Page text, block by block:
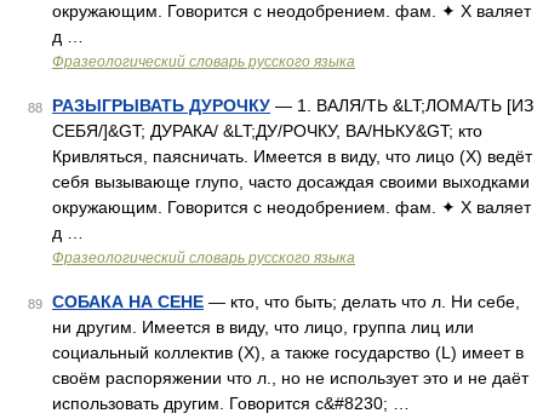
окружающим. Говорится с неодобрением. фам. ✦ Х валяет
д …
Фразеологический словарь русского языка
88 РАЗЫГРЫВАТЬ ДУРОЧКУ — 1. ВАЛЯ/ТЬ &LT;ЛОМА/ТЬ [ИЗ
СЕБЯ/]&GT; ДУРАКА/ &LT;ДУ/РОЧКУ, ВА/НЬКУ&GT; кто
Кривляться, паясничать. Имеется в виду, что лицо (Х) ведёт
себя вызывающе глупо, часто досаждая своими выходками
окружающим. Говорится с неодобрением. фам. ✦ Х валяет
д …
Фразеологический словарь русского языка
89 СОБАКА НА СЕНЕ — кто, что быть; делать что л. Ни себе,
ни другим. Имеется в виду, что лицо, группа лиц или
социальный коллектив (Х), а также государство (L) имеет в
своём распоряжении что л., но не использует это и не даёт
использовать другим. Говорится с&#8230; …